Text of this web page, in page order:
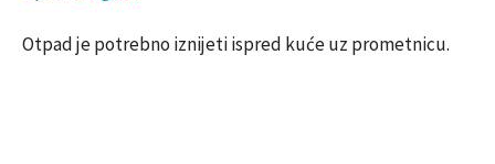
Otpad je potrebno iznijeti ispred kuće uz prometnicu.